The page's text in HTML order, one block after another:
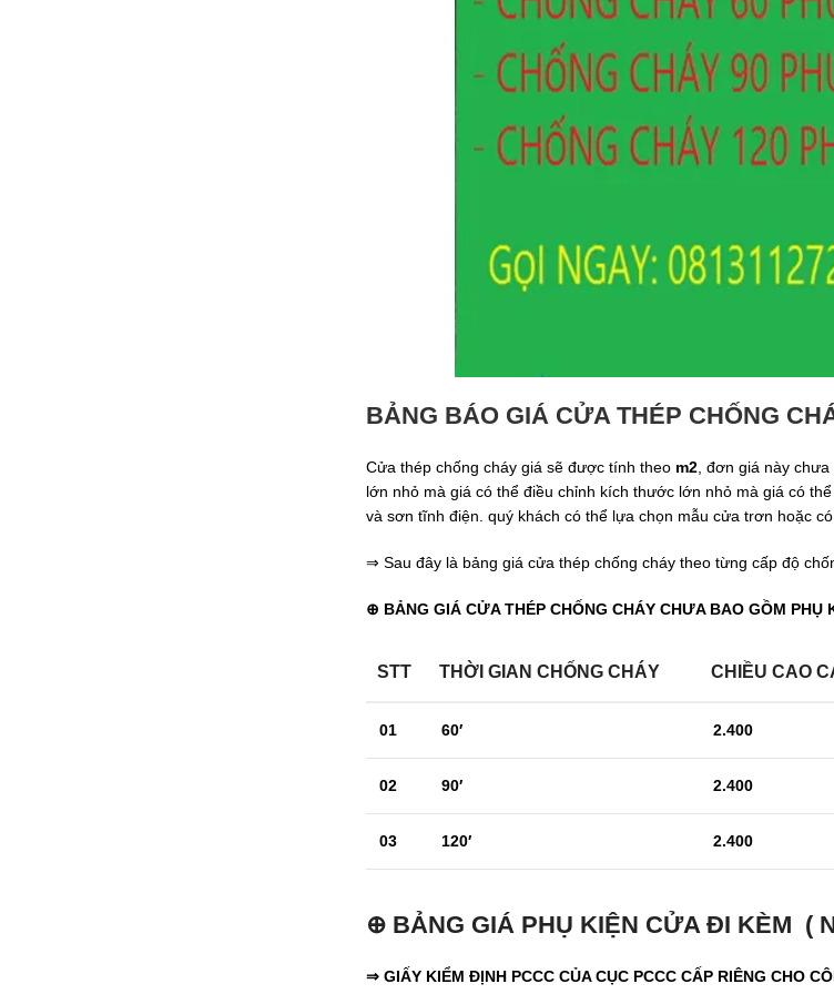
BẢNG BÁO GIÁ CỬA THÉP CHỐNG
Cửa thép chống cháy giá sẽ được tính theo m2, đơn giá này
lớn nhỏ mà giá có thể điều chỉnh kích thước lớn nhỏ mà giá có
và sơn tĩnh điện. quý khách có thể lựa chọn mẫu cửa trơn hoặc
⇒ Sau đây là bảng giá cửa thép chống cháy theo từng cấp độ
⊕ BẢNG GIÁ CỬA THÉP CHỐNG CHÁY CHƯA BAO GỒM PHỤ
STT THỜI GIAN CHỐNG CHÁY CHIỀU CAO
01 60′ 2.400
02 90′ 2.400
03 120′ 2.400
⊕ BẢNG GIÁ PHỤ KIỆN CỬA ĐI KÈM (
⇒ GIẤY KIỂM ĐỊNH PCCC CỦA CỤC PCCC CẤP RIÊNG CHO